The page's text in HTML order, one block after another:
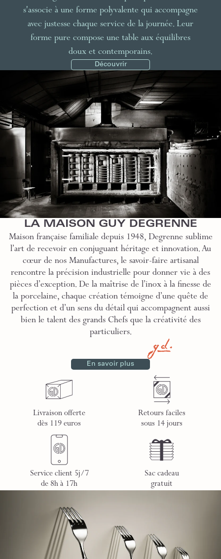
s'associe à une forme polyvalente qui accompagne
avec justesse chaque service de la journée. Leur
forme pure compose une table aux équilibres
doux et contemporains.
Découvrir
LA MAISON GUY DEGRENNE
Maison française familiale depuis 1948, Degrenne sublime
l’art de recevoir en conjuguant héritage et innovation. Au
cœur de nos Manufactures, le savoir-faire artisanal
rencontre la précision industrielle pour donner vie à des
pièces d’exception. De la maîtrise de l’inox à la finesse de
la porcelaine, chaque création témoigne d’une quête de
perfection et d’un sens du détail qui accompagnent aussi
bien le talent des grands Chefs que la créativité des
particuliers.
En savoir plus
Livraison offerte
dès 119 euros
Retours faciles
sous 14 jours
Service client 5j/7
de 8h à 17h
Sac cadeau
gratuit